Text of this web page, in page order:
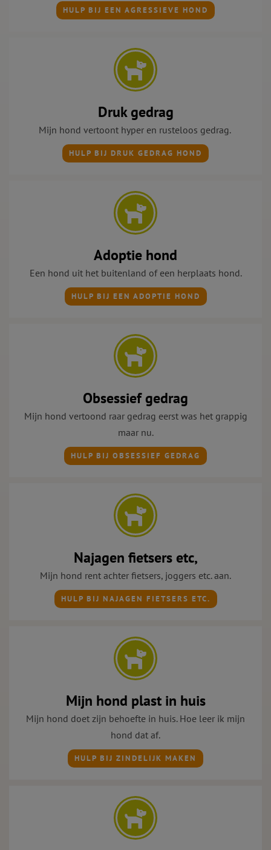
HULP BIJ EEN AGRESSIEVE HOND
Druk gedrag
Mijn hond vertoont hyper en rusteloos gedrag.
HULP BIJ DRUK GEDRAG HOND
Adoptie hond
Een hond uit het buitenland of een herplaats hond.
HULP BIJ EEN ADOPTIE HOND
Obsessief gedrag
Mijn hond vertoond raar gedrag eerst was het grappig
maar nu.
HULP BIJ OBSESSIEF GEDRAG
Najagen fietsers etc,
Mijn hond rent achter fietsers, joggers etc. aan.
HULP BIJ NAJAGEN FIETSERS ETC.
Mijn hond plast in huis
Mijn hond doet zijn behoefte in huis. Hoe leer ik mijn
hond dat af.
HULP BIJ ZINDELIJK MAKEN